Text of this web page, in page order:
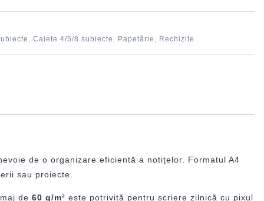
,Caiete 4/5/8 subiecte Papetărie Rechizite
de o organizare eficientă a notițelor. Formatul A4
sau proiecte.
de 60 g/m² este potrivită pentru scriere zilnică cu pixul